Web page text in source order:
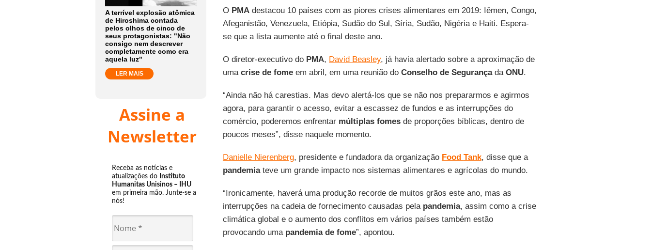
A terrível explosão atômica
de Hiroshima contada
pelos olhos de cinco de
seus protagonistas: "Não
consigo nem descrever
completamente como era
aquela luz"
LER MAIS
Assine a
Newsletter
Receba as notícias e
atualizações do Instituto
Humanitas Unisinos – IHU
em primeira mão. Junte-se a
nós!
O PMAdestacou 10 países com as piores crises alimentares em 2019: Iêmen, Congo,
Afeganistão, Venezuela, Etiópia, Sudão do Sul, Síria, Sudão, Nigéria e Haiti. Espera-
se que a lista aumente até o final deste ano.
O diretor-executivo do PMA, David Beasley, já havia alertado sobre a aproximação de
uma crise de fomeem abril, em uma reunião do Conselho de Segurançada ONU.
“Ainda não há carestias. Mas devo alertá-los que se não nos prepararmos e agirmos
agora, para garantir o acesso, evitar a escassez de fundos e as interrupções do
comércio, poderemos enfrentar múltiplas fomesde proporções bíblicas, dentro de
poucos meses”, disse naquele momento.
Danielle Nierenberg, presidente e fundadora da organização Food Tank, disse que a
pandemiateve um grande impacto nos sistemas alimentares e agrícolas do mundo.
“Ironicamente, haverá uma produção recorde de muitos grãos este ano, mas as
interrupções na cadeia de fornecimento causadas pela pandemia, assim como a crise
climática global e o aumento dos conflitos em vários países também estão
provocando uma pandemia de fome”, apontou.